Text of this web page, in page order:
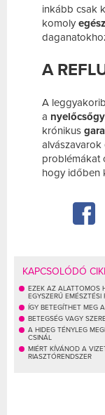
inkább csak
komoly
A
A
a
krónikus
alvászavarok
problémákat
hogy időben
KAPCSOLÓDÓ
EZEK AZ ALATTOMOS
EGYSZERŰ
ÍGY BETEGÍTHET MEG
BETEGSÉG VAGY
A HIDEG TÉNYLEG
CSINÁL
MIÉRT KÍVÁNOD A
RIASZTÓRENDSZER